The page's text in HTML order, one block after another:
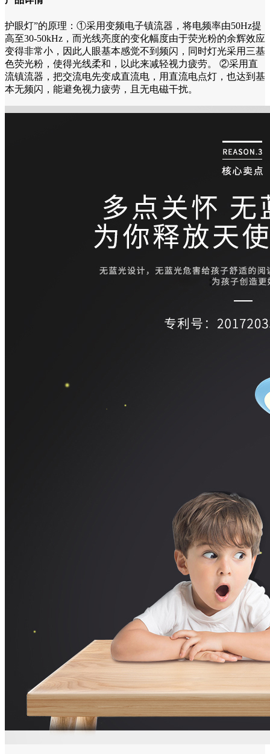
护眼灯”的原理：①采用变频电子镇流器，将电频率由50Hz提
高至30-50kHz，而光线亮度的变化幅度由于荧光粉的余辉效应
变得非常小，因此人眼基本感觉不到频闪，同时灯光采用三基
色荧光粉，使得光线柔和，以此来减轻视力疲劳。 ②采用直
流镇流器，把交流电先变成直流电，用直流电点灯，也达到基
本无频闪，能避免视力疲劳，且无电磁干扰。